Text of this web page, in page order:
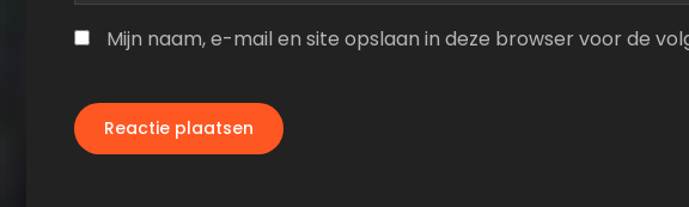
Mijn naam, e-mail en site opslaan in deze browser voor de